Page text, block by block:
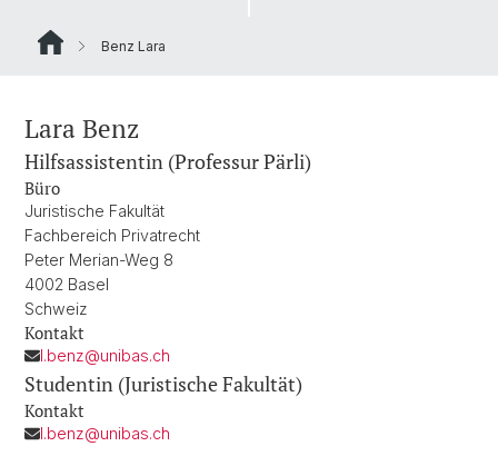
Benz Lara
Lara Benz
Hilfsassistentin (Professur Pärli)
Büro
Juristische Fakultät
Fachbereich Privatrecht
Peter Merian-Weg 8
4002 Basel
Schweiz
Kontakt
l.benz@unibas.ch
Studentin (Juristische Fakultät)
Kontakt
l.benz@unibas.ch